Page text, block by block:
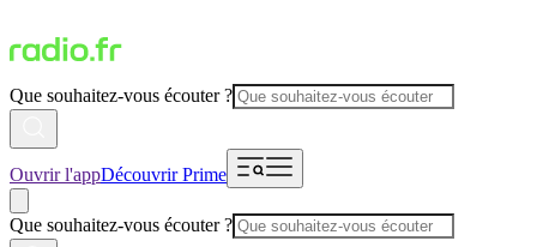
Que souhaitez-vous écouter ?
Ouvrir l'appDécouvrir Prime
Que souhaitez-vous écouter ?